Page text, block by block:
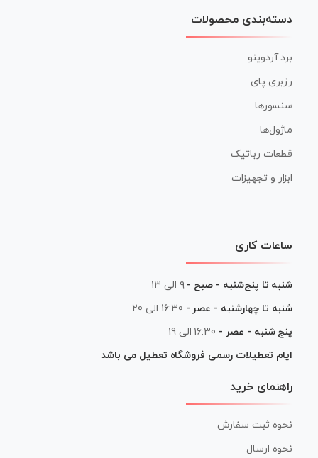
دسته‌بندی محصولات
برد آردوینو
رزبری پای
سنسورها
ماژول‌ها
قطعات رباتیک
ابزار و تجهیزات
ساعات کاری
شنبه تا پنج‌شنبه - صبح - ۹ الی ۱۳
شنبه تا چهارشنبه - عصر - 16:30 الی 20
پنج شنبه - عصر - 16:30 الی 19
ایام تعطیلات رسمی فروشگاه تعطیل می باشد
راهنمای خرید
نحوه ثبت سفارش
نحوه ارسال